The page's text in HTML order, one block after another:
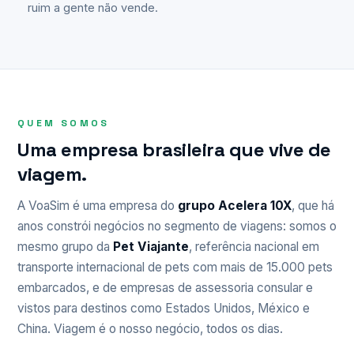
ruim a gente não vende.
QUEM SOMOS
Uma empresa brasileira que vive de
viagem.
A VoaSim é uma empresa do grupo Acelera 10X, que há
anos constrói negócios no segmento de viagens: somos o
mesmo grupo da Pet Viajante, referência nacional em
transporte internacional de pets com mais de 15.000 pets
embarcados, e de empresas de assessoria consular e
vistos para destinos como Estados Unidos, México e
China. Viagem é o nosso negócio, todos os dias.